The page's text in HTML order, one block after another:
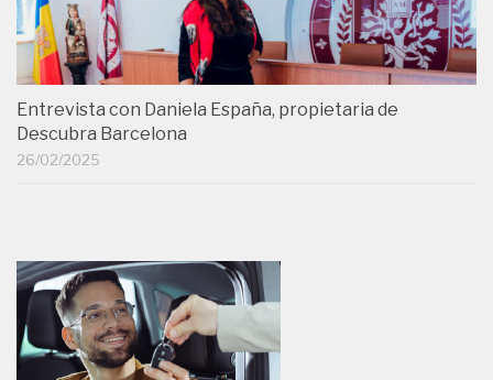
Entrevista con Daniela España, propietaria de
Descubra Barcelona
26/02/2025